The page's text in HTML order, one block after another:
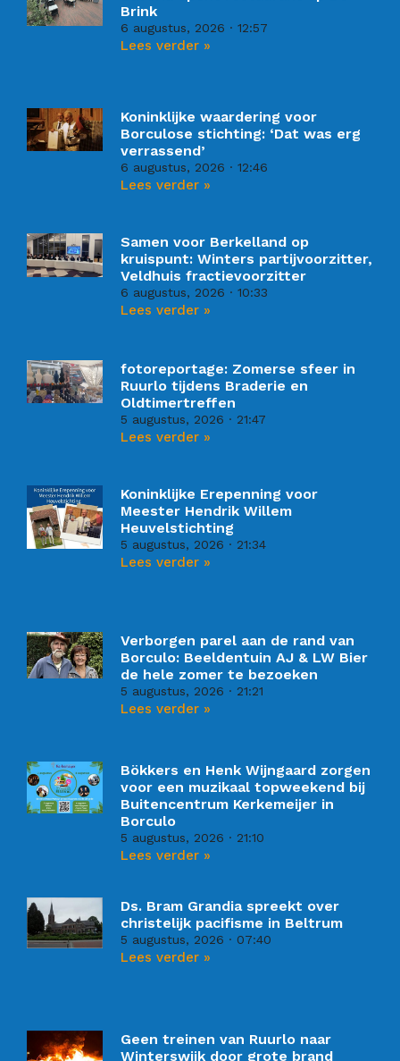
Brink
6 augustus, 2026 12:57
Lees verder »
Koninklijke waardering voor
Borculose stichting: ‘Dat was erg
verrassend’
6 augustus, 2026 12:46
Lees verder »
Samen voor Berkelland op
kruispunt: Winters partijvoorzitter,
Veldhuis fractievoorzitter
6 augustus, 2026 10:33
Lees verder »
fotoreportage: Zomerse sfeer in
Ruurlo tijdens Braderie en
Oldtimertreffen
5 augustus, 2026 21:47
Lees verder »
Koninklijke Erepenning voor
Meester Hendrik Willem
Heuvelstichting
5 augustus, 2026 21:34
Lees verder »
Verborgen parel aan de rand van
Borculo: Beeldentuin AJ & LW Bier
de hele zomer te bezoeken
5 augustus, 2026 21:21
Lees verder »
Bökkers en Henk Wijngaard zorgen
voor een muzikaal topweekend bij
Buitencentrum Kerkemeijer in
Borculo
5 augustus, 2026 21:10
Lees verder »
Ds. Bram Grandia spreekt over
christelijk pacifisme in Beltrum
5 augustus, 2026 07:40
Lees verder »
Geen treinen van Ruurlo naar
Winterswijk door grote brand